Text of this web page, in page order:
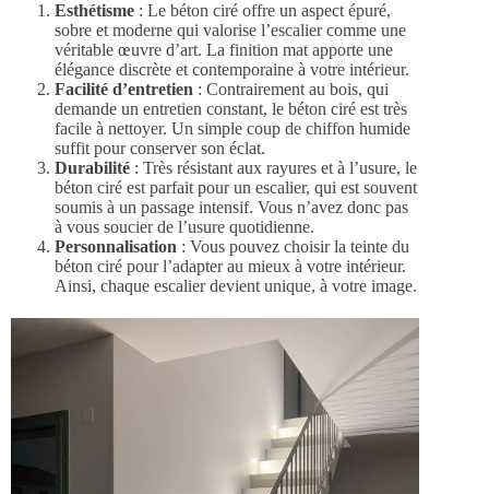
Esthétisme : Le béton ciré offre un aspect épuré,
sobre et moderne qui valorise l’escalier comme une
véritable œuvre d’art. La finition mat apporte une
élégance discrète et contemporaine à votre intérieur.
Facilité d’entretien : Contrairement au bois, qui
demande un entretien constant, le béton ciré est très
facile à nettoyer. Un simple coup de chiffon humide
suffit pour conserver son éclat.
Durabilité : Très résistant aux rayures et à l’usure, le
béton ciré est parfait pour un escalier, qui est souvent
soumis à un passage intensif. Vous n’avez donc pas
à vous soucier de l’usure quotidienne.
Personnalisation : Vous pouvez choisir la teinte du
béton ciré pour l’adapter au mieux à votre intérieur.
Ainsi, chaque escalier devient unique, à votre image.